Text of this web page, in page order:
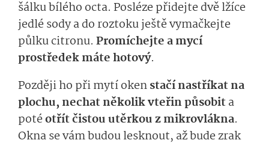
šálku bílého octa. Posléze přidejte dvě lžíce
jedlé sody a do roztoku ještě vymačkejte
půlku citronu. Promíchejte a mycí
prostředek máte hotový.
Později ho při mytí okenstačí nastříkat na
plochu, nechat několik vteřin působita
potéotřít čistou utěrkou z mikrovlákna.
Okna se vám budou lesknout, až bude zrak